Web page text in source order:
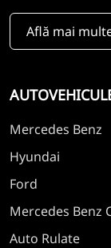
Află mai
Mercedes Benz
Hyundai
Ford
Mercedes Benz
Auto Rulate